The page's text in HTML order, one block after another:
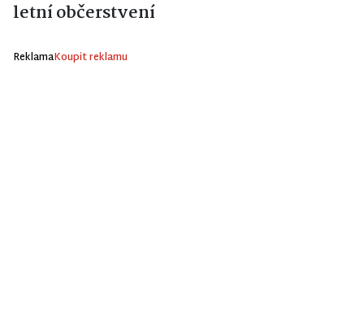
letní občerstvení
ReklamaKoupit reklamu